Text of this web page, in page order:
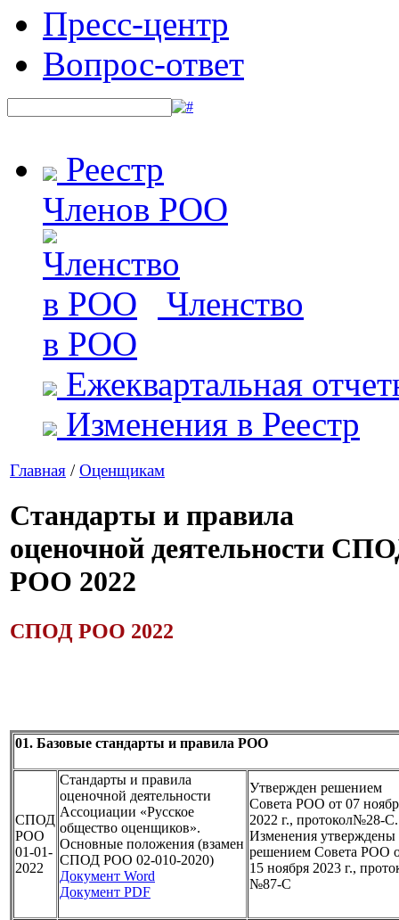
Пресс-центр
Вопрос-ответ
Реестр
Членов РОО
Членство
в РОО
Ежеквартальная
Изменения в Реестр
Главная /Оценщикам
Стандарты и правила
оценочной деятельности
РОО 2022
СПОД РОО 2022
01. Базовые стандарты и правила РОО
СПОД
РОО
01-01-
2022
Стандарты и правила
оценочной деятельности
Ассоциации «Русское
общество оценщиков».
Основные положения (взамен
СПОД РОО 02-010-2020)
Документ Word
Документ PDF
Утвержден решением
Совета РОО от 07
2022 г., протокол№28-С.
Изменения утверждены
решением Совета РОО
15 ноября 2023 г.,
№87-С